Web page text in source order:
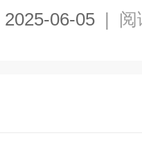
2025-06-05 | 阅